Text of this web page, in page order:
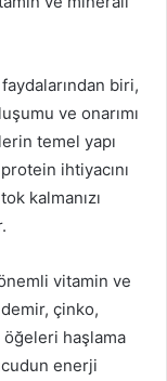
biri,
ve onarımı
temel yapı
ihtiyacını
kalmanızı
vitamin ve
çinko,
haşlama
enerji